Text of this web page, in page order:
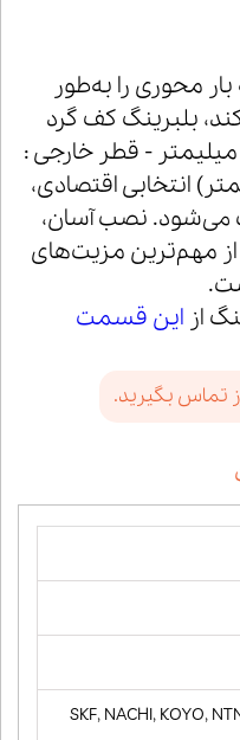
بار محوری را به‌طور
بلبرینگ کف گرد
51202 با ابعاد (قطر داخلی : 15 میلیمتر - قطر خارجی :
- ارتفاع : 12 میلیمتر) انتخابی اقتصادی،
می‌شود. نصب آسان،
مهم‌ترین مزیت‌های
از این قسمت
تماس بگیرید.
SKF, NACHI, KOYO,